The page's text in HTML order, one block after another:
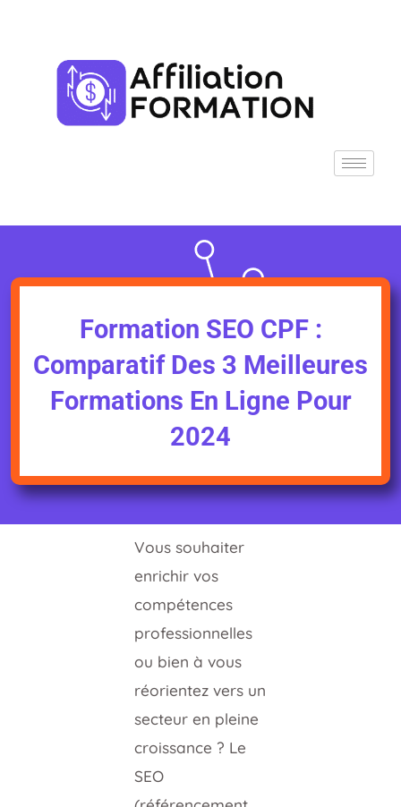
contenu
Formation SEO CPF :
Comparatif Des 3 Meilleures
Formations En Ligne Pour
2024
Vous souhaiter
enrichir vos
compétences
professionnelles
ou bien à vous
réorientez vers un
secteur en pleine
croissance ? Le
SEO